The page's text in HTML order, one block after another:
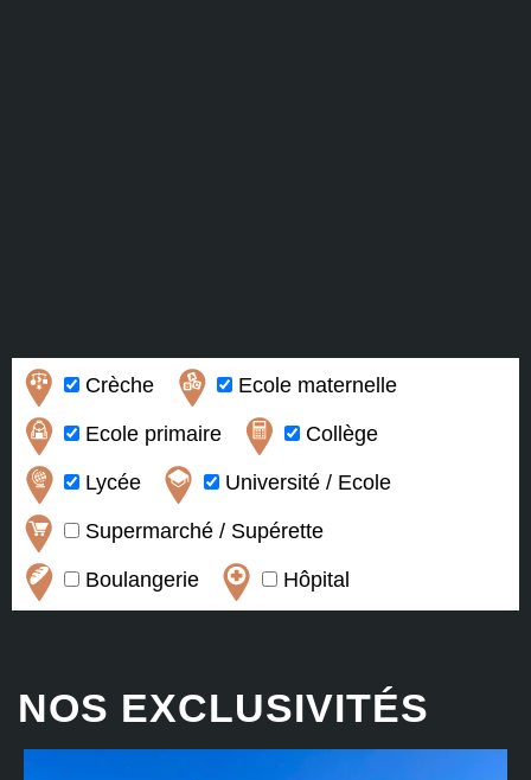
Crèche Ecole maternelle
Ecole primaire Collège
Lycée Université / Ecole
Supermarché / Supérette
Boulangerie Hôpital
NOS EXCLUSIVITÉS